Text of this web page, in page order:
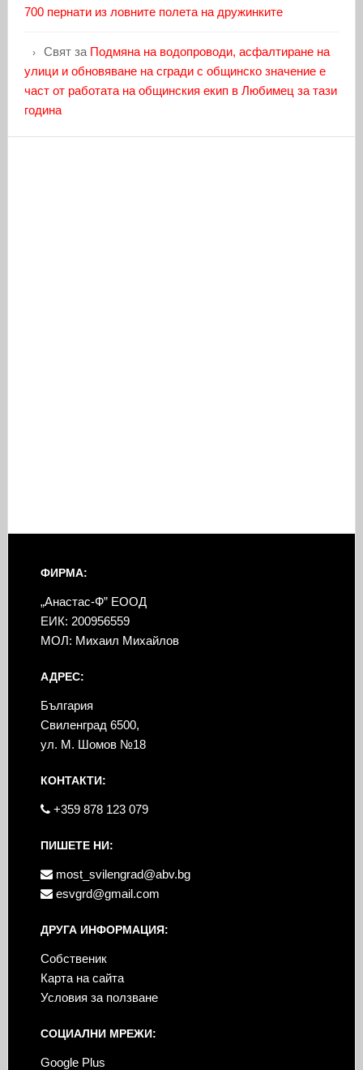
700 пернати из ловните полета на дружинките
Святза Подмяна на водопроводи, асфалтиране на
улици и обновяване на сгради с общинско значение е
част от работата на общинския екип в Любимец за тази
година
ФИРМА:
„Анастас-Ф” ЕООД
ЕИК: 200956559
МОЛ: Михаил Михайлов
АДРЕС:
България
Свиленград 6500,
ул. М. Шомов №18
КОНТАКТИ:
+359 878 123 079
ПИШЕТЕ НИ:
most_svilengrad@abv.bg
esvgrd@gmail.com
ДРУГА ИНФОРМАЦИЯ:
Собственик
Карта на сайта
Условия за ползване
СОЦИАЛНИ МРЕЖИ:
Google Plus